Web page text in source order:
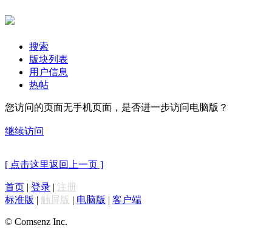
搜索
版块列表
用户信息
热帖
您访问的页面无手机页面，是否进一步访问电脑版？
继续访问
[ 点击这里返回上一页 ]
首页 | 登录 | 注册
标准版 | 触屏版 | 电脑版 | 客户端
© Comsenz Inc.